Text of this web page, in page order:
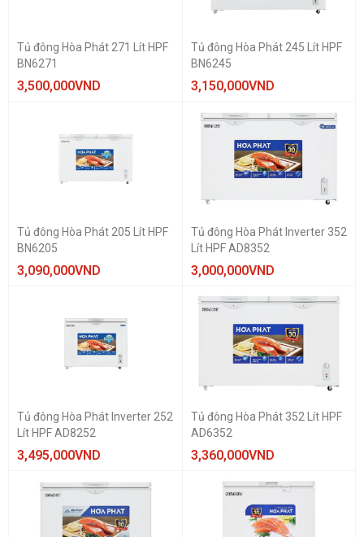
Tủ đông Hòa Phát 271 Lít HPF
BN6271
3,500,000VND
Tủ đông Hòa Phát 245 Lít HPF
BN6245
3,150,000VND
Tủ đông Hòa Phát 205 Lít HPF
BN6205
3,090,000VND
Tủ đông Hòa Phát Inverter 352
Lít HPF AD8352
3,000,000VND
Tủ đông Hòa Phát Inverter 252
Lít HPF AD8252
3,495,000VND
Tủ đông Hòa Phát 352 Lít HPF
AD6352
3,360,000VND